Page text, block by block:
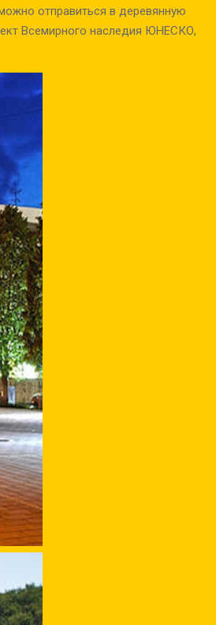
отправиться в деревянную
Всемирного наследия ЮНЕСКО,